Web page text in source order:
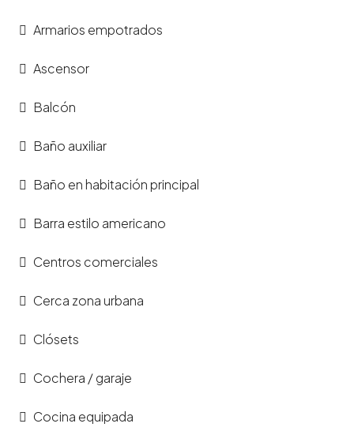
Armarios empotrados
Ascensor
Balcón
Baño auxiliar
Baño en habitación principal
Barra estilo americano
Centros comerciales
Cerca zona urbana
Clósets
Cochera / garaje
Cocina equipada